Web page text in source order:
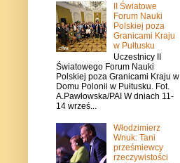
II Światowe
Forum Nauki
Polskiej poza
Granicami Kraju
w Pułtusku
Uczestnicy II
Światowego Forum Nauki
Polskiej poza Granicami Kraju w
Domu Polonii w Pułtusku. Fot.
A.Pawłowska/PAI W dniach 11-
14 wrześ...
Włodzimierz
Wnuk: Tani
prześmiewcy
rzeczywistości